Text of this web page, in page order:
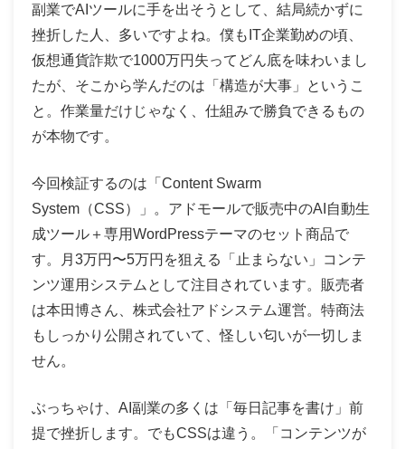
副業でAIツールに手を出そうとして、結局続かずに
挫折した人、多いですよね。僕もIT企業勤めの頃、
仮想通貨詐欺で1000万円失ってどん底を味わいまし
たが、そこから学んだのは「構造が大事」というこ
と。作業量だけじゃなく、仕組みで勝負できるもの
が本物です。
今回検証するのは「Content Swarm
System（CSS）」。アドモールで販売中のAI自動生
成ツール＋専用WordPressテーマのセット商品で
す。月3万円〜5万円を狙える「止まらない」コンテ
ンツ運用システムとして注目されています。販売者
は本田博さん、株式会社アドシステム運営。特商法
もしっかり公開されていて、怪しい匂いが一切しま
せん。
ぶっちゃけ、AI副業の多くは「毎日記事を書け」前
提で挫折します。でもCSSは違う。「コンテンツが